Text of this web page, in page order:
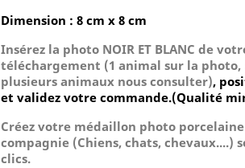
Dimension : 8 cm x 8 cm
Insérez la photo NOIR ET BLANC de
téléchargement (1 animal sur la
plusieurs animaux nous consulter),
et validez votre commande.(Qualité
Créez votre médaillon photo
compagnie (Chiens, chats, chevaux....)
clics.